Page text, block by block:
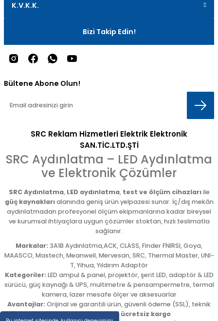
K.V.K.K.
Bizi Takip Edin!
Bültene Abone Olun!
SRC Reklam Hizmetleri Elektrik Elektronik
SAN.TİC.LTD.ŞTİ
SRC Aydınlatma – LED Aydınlatma
ve Elektronik Çözümler
SRC Aydınlatma, LED aydınlatma, test ve ölçüm cihazlarıile
güç kaynaklarıalanında geniş ürün yelpazesi sunar. İç/dış mekân
aydınlatmadan profesyonel ölçüm ekipmanlarına kadar bireysel
ve kurumsal ihtiyaçlara uygun çözümler stoktan, hızlı teslimatla
sağlanır.
Markalar: 3A1B Aydınlatma,ACK, CLASS, Finder FNIRSI, Goya,
MAASCO, Mastech, Meanwell, Mervesan, SRC, Thermal Master, UNI-
T, Yihua, Yıldırım Adaptör
Kategoriler: LED ampul & panel, projektör, şerit LED, adaptör & LED
sürücü, güç kaynağı & UPS, multimetre & pensampermetre, termal
kamera, lazer mesafe ölçer ve aksesuarlar
Avantajlar: Orijinal ve garantili ürün, güvenli ödeme (SSL), teknik
destek,5.000 TL üzeri ücretsiz kargo